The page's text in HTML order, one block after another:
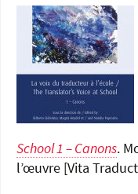
School 1 – Canons.
l’œuvre [Vita